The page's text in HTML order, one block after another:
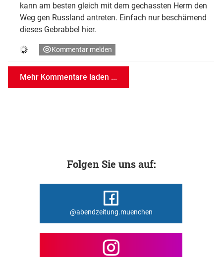
kann am besten gleich mit dem gechassten Herrn den
Weg gen Russland antreten. Einfach nur beschämend
dieses Gebrabbel hier.
Kommentar melden
Mehr Kommentare laden ...
Folgen Sie uns auf:
@abendzeitung.muenchen